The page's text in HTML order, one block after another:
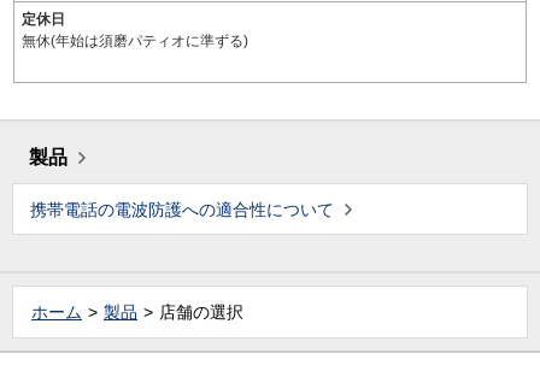
定休日
無休(年始は須磨パティオに準ずる)
製品
携帯電話の電波防護への適合性について
ホーム 製品 店舗の選択